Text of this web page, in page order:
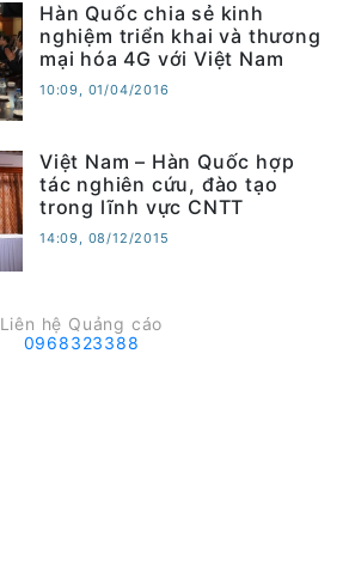
Hàn Quốc chia sẻ kinh
nghiệm triển khai và thương
mại hóa 4G với Việt Nam
10:09, 01/04/2016
Việt Nam – Hàn Quốc hợp
tác nghiên cứu, đào tạo
trong lĩnh vực CNTT
14:09, 08/12/2015
Liên hệ Quảng cáo
0968323388